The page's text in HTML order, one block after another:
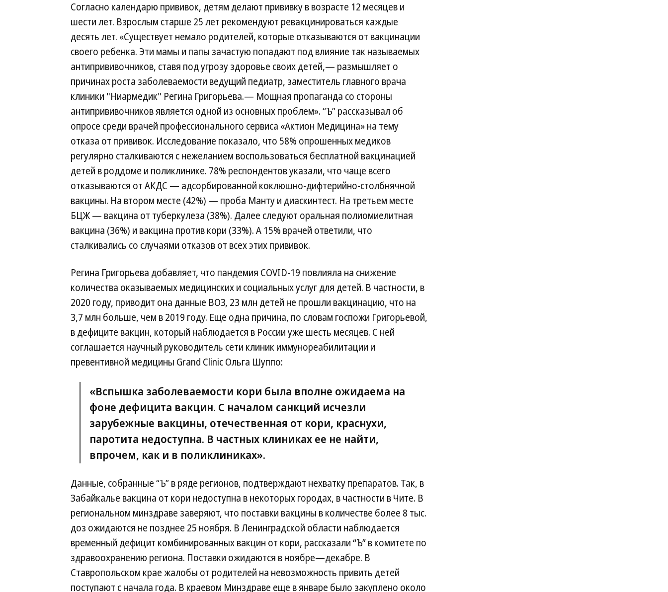
Согласно календарю прививок, детям делают прививку в возрасте 12 месяцев и
шести лет. Взрослым старше 25 лет рекомендуют ревакцинироваться каждые
десять лет. «Существует немало родителей, которые отказываются от вакцинации
своего ребенка. Эти мамы и папы зачастую попадают под влияние так называемых
антипрививочников, ставя под угрозу здоровье своих детей,— размышляет о
причинах роста заболеваемости ведущий педиатр, заместитель главного врача
клиники "Ниармедик" Регина Григорьева.— Мощная пропаганда со стороны
антипрививочников является одной из основных проблем». “Ъ” рассказывал об
опросе среди врачей профессионального сервиса «Актион Медицина» на тему
отказа от прививок. Исследование показало, что 58% опрошенных медиков
регулярно сталкиваются с нежеланием воспользоваться бесплатной вакцинацией
детей в роддоме и поликлинике. 78% респондентов указали, что чаще всего
отказываются от АКДС — адсорбированной коклюшно-дифтерийно-столбнячной
вакцины. На втором месте (42%) — проба Манту и диаскинтест. На третьем месте
БЦЖ — вакцина от туберкулеза (38%). Далее следуют оральная полиомиелитная
вакцина (36%) и вакцина против кори (33%). А 15% врачей ответили, что
сталкивались со случаями отказов от всех этих прививок.
Регина Григорьева добавляет, что пандемия COVID-19 повлияла на снижение
количества оказываемых медицинских и социальных услуг для детей. В частности, в
2020 году, приводит она данные ВОЗ, 23 млн детей не прошли вакцинацию, что на
3,7 млн больше, чем в 2019 году. Еще одна причина, по словам госпожи Григорьевой,
в дефиците вакцин, который наблюдается в России уже шесть месяцев. С ней
соглашается научный руководитель сети клиник иммунореабилитации и
превентивной медицины Grand Clinic Ольга Шуппо:
«Вспышка заболеваемости кори была вполне ожидаема на
фоне дефицита вакцин. С началом санкций исчезли
зарубежные вакцины, отечественная от кори, краснухи,
паротита недоступна. В частных клиниках ее не найти,
впрочем, как и в поликлиниках».
Данные, собранные “Ъ” в ряде регионов, подтверждают нехватку препаратов. Так, в
Забайкалье вакцина от кори недоступна в некоторых городах, в частности в Чите. В
региональном минздраве заверяют, что поставки вакцины в количестве более 8 тыс.
доз ожидаются не позднее 25 ноября. В Ленинградской области наблюдается
временный дефицит комбинированных вакцин от кори, рассказали “Ъ” в комитете по
здравоохранению региона. Поставки ожидаются в ноябре—декабре. В
Ставропольском крае жалобы от родителей на невозможность привить детей
поступают с начала года. В краевом Минздраве еще в январе было закуплено около